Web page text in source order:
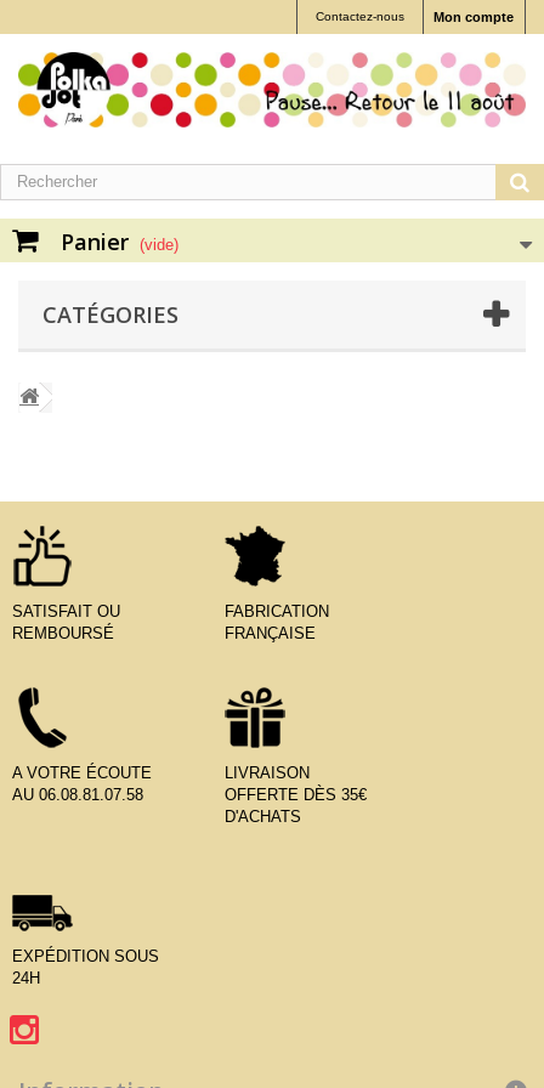
Mon compte
Contactez-nous
Panier (vide)
CATÉGORIES
SATISFAIT OU
REMBOURSÉ
FABRICATION
FRANÇAISE
A VOTRE ÉCOUTE
AU 06.08.81.07.58
LIVRAISON
OFFERTE DÈS 35€
D'ACHATS
EXPÉDITION SOUS
24H